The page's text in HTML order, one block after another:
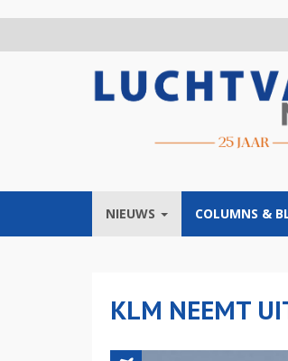
NIEUWS COLUMNS &
KLM NEEMT